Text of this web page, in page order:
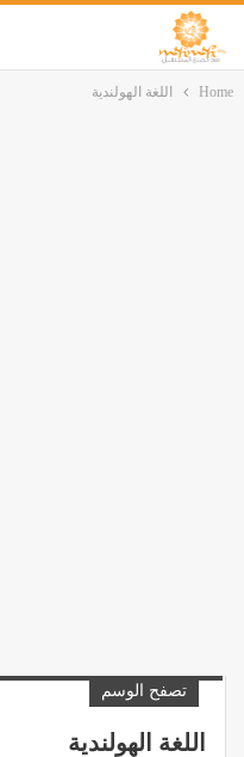
Home اللغة الهولندية
تصفح الوسم
اللغة الهولندية